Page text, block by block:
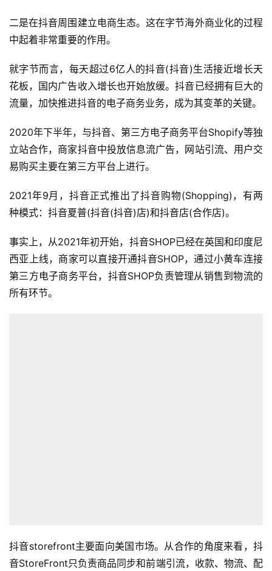
二是在抖音周围建立电商生态。这在字节海外商业化的过程
中起着非常重要的作用。
就字节而言，每天超过6亿人的抖音(抖音)生活接近增长天
花板，国内广告收入增长也开始放缓。抖音已经拥有巨大的
流量，加快推进抖音的电子商务业务，成为其变革的关键。
2020年下半年，与抖音、第三方电子商务平台Shopify等独
立站合作，商家抖音中投放信息流广告，网站引流、用户交
易购买主要在第三方平台上进行。
2021年9月，抖音正式推出了抖音购物(Shopping)，有两
种模式：抖音夏普(抖音(抖音)店)和抖音店(合作店)。
事实上，从2021年初开始，抖音SHOP已经在英国和印度尼
西亚上线，商家可以直接开通抖音SHOP，通过小黄车连接
第三方电子商务平台，抖音SHOP负责管理从销售到物流的
所有环节。
抖音storefront主要面向美国市场。从合作的角度来看，抖
音StoreFront只负责商品同步和前端引流，收款、物流、配